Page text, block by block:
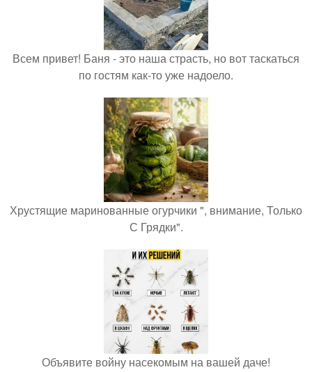
Всем привет! Баня - это наша страсть, но вот таскаться
по гостям как-то уже надоело.
Хрустящие маринованные огурчики ", внимание, Только
С Грядки".
Объявите войну насекомым на вашей даче!